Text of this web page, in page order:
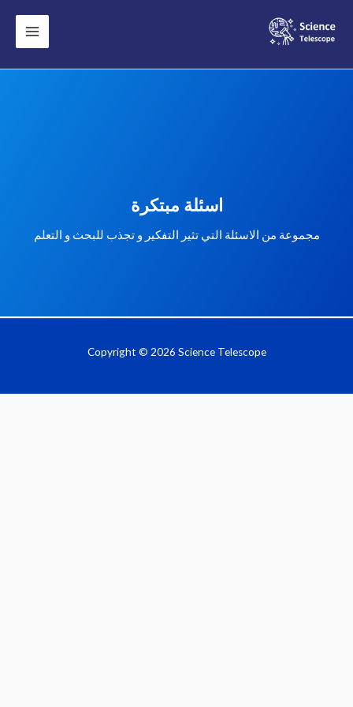
اسئلة مبتكرة
مجموعة من الاسئلة التي تثير التفكير و تجذب للبحث و التعلم
Copyright © 2026 Science Telescope